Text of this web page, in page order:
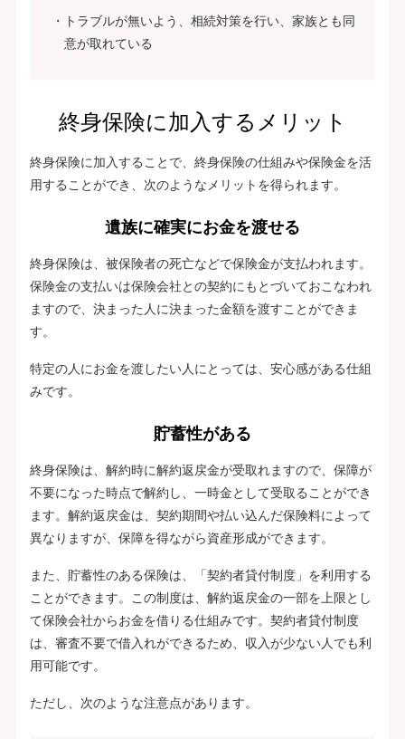
トラブルが無いよう、相続対策を行い、家族とも同
意が取れている
終身保険に加入するメリット
終身保険に加入することで、終身保険の仕組みや保険金を活
用することができ、次のようなメリットを得られます。
遺族に確実にお金を渡せる
終身保険は、被保険者の死亡などで保険金が支払われます。
保険金の支払いは保険会社との契約にもとづいておこなわれ
ますので、決まった人に決まった金額を渡すことができま
す。
特定の人にお金を渡したい人にとっては、安心感がある仕組
みです。
貯蓄性がある
終身保険は、解約時に解約返戻金が受取れますので、保障が
不要になった時点で解約し、一時金として受取ることができ
ます。解約返戻金は、契約期間や払い込んだ保険料によって
異なりますが、保障を得ながら資産形成ができます。
また、貯蓄性のある保険は、「契約者貸付制度」を利用する
ことができます。この制度は、解約返戻金の一部を上限とし
て保険会社からお金を借りる仕組みです。契約者貸付制度
は、審査不要で借入れができるため、収入が少ない人でも利
用可能です。
ただし、次のような注意点があります。